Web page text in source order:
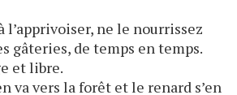
l’apprivoiser, ne le nourrissez
gâteries, de temps en temps.
et libre.
va vers la forêt et le renard s’en